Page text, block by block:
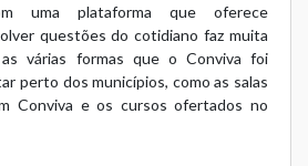
uma plataforma que oferece
questões do cotidiano faz muita
várias formas que o Conviva foi
perto dos municípios, como as salas
Conviva e os cursos ofertados no